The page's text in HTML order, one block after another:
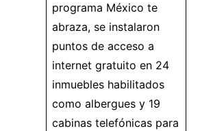
programa México te
abraza, se instalaron
puntos de acceso a
internet gratuito en 24
inmuebles habilitados
como albergues y 19
cabinas telefónicas para